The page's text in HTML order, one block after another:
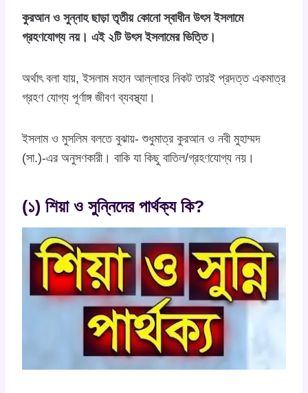
কুরআন ও সুন্নাহ ছাড়া তৃতীয় কোনো স্বাধীন উৎস ইসলামে
গ্রহণযোগ্য নয়। এই ২টি উৎস ইসলামের ভিত্তি।
অর্থাৎ বলা যায়, ইসলাম মহান আল্লাহর নিকট তারই প্রদত্ত একমাত্র
গ্রহণ যোগ্য পূর্ণাঙ্গ জীবণ ব্যবস্থ্যা।
ইসলাম ও মুসলিম বলতে বুঝায়- শুধুমাত্র কুরআন ও নবী মুহাম্মদ
(সা.)-এর অনুসণকারী। বাকি যা কিছু বাতিল/গ্রহণযোগ্য নয়।
(১) শিয়া ও সুন্নিদের পার্থক্য কি?